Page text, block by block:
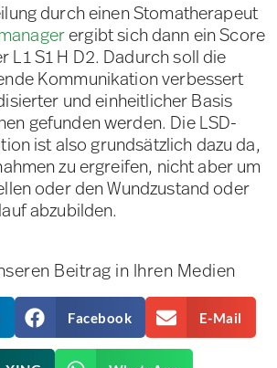
durch einen Stomatherapeut
ergibt sich dann ein Score
L1 S1 H D2. Dadurch soll die
Kommunikation verbessert
und einheitlicher Basis
gefunden werden. Die LSD-
ist also grundsätzlich dazu da,
zu ergreifen, nicht aber um
oder den Wundzustand oder
abzubilden.
Beitrag in Ihren Medien
Facebook E-Mail